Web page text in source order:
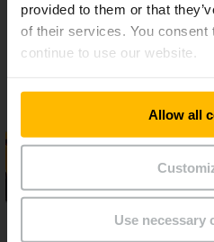
provided to them or that
of their services. You consent
continue to use our website.
Allow all
Use necessary